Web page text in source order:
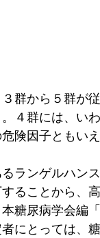
群から５群が
４群には、い
険因子ともいえ
ランゲルハン
ることから、
糖尿病学会編
にとっては、